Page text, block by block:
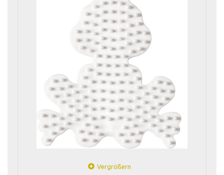
Vergrößern